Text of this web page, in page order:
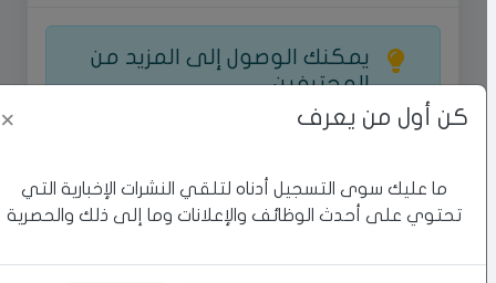
يمكنك الوصول إلى المزيد من
المحترفين
اكتشف المزيد من المحترفين في مجالكن أول من يعرف ×
ما عليك سوى التسجيل أدناه لتلقي النشرات الإخبارية التي
تحتوي على أحدث الوظائف والإعلانات وما إلى ذلك والحصرية